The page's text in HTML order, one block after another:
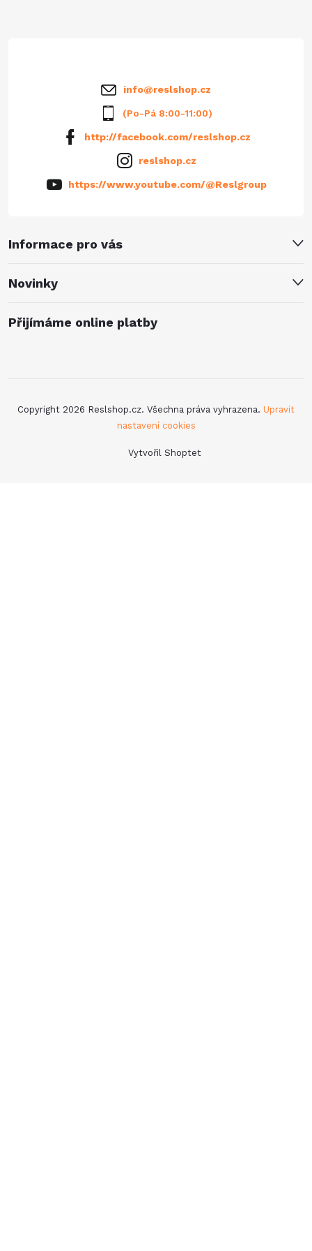
Informace pro vás
Novinky
info@reslshop.cz
(Po-Pá 8:00-11:00)
http://facebook.com/reslshop.cz
reslshop.cz
https://www.youtube.com/@Reslgroup
Přijímáme online platby
Vytvořil Shoptet
Copyright 2026 Reslshop.cz. Všechna práva vyhrazena. Upravit
nastavení cookies